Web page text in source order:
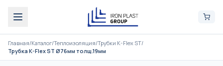
Главная/Каталог/Теплоизоляция/Трубки K-Flex ST/
Трубка K-Flex ST Ø76мм толщ.19мм